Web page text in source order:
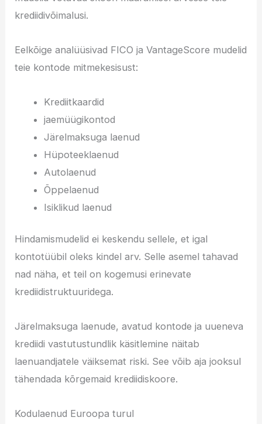
krediidivõimalusi.
Eelkõige analüüsivad FICO ja VantageScore mudelid
teie kontode mitmekesisust:
Krediitkaardid
jaemüügikontod
Järelmaksuga laenud
Hüpoteeklaenud
Autolaenud
Õppelaenud
Isiklikud laenud
Hindamismudelid ei keskendu sellele, et igal
kontotüübil oleks kindel arv. Selle asemel tahavad
nad näha, et teil on kogemusi erinevate
krediidistruktuuridega.
Järelmaksuga laenude, avatud kontode ja uueneva
krediidi vastutustundlik käsitlemine näitab
laenuandjatele väiksemat riski. See võib aja jooksul
tähendada kõrgemaid krediidiskoore.
Kodulaenud Euroopa turul